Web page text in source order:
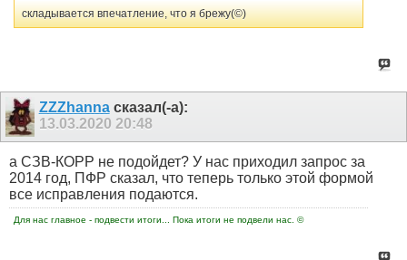
складывается впечатление, что я брежу(©)
ZZZhannaсказал(-а):
13.03.2020 20:48
а СЗВ-КОРР не подойдет? У нас приходил запрос за
2014 год, ПФР сказал, что теперь только этой формой
все исправления подаются.
Для нас главное - подвести итоги... Пока итоги не подвели нас. ©